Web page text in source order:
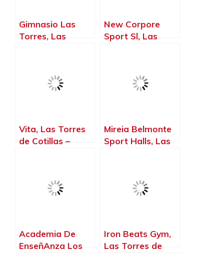
Gimnasio Las
Torres, Las
New Corpore
Sport Sl, Las
Vita, Las Torres
de Cotillas –
Mireia Belmonte
Sport Halls, Las
Academia De
EnseñAnza Los
Iron Beats Gym,
Las Torres de